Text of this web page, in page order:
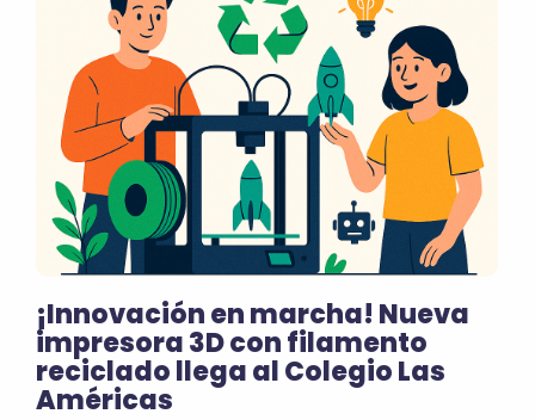
¡Innovación en marcha! Nueva
impresora 3D con filamento
reciclado llega al Colegio Las
Américas